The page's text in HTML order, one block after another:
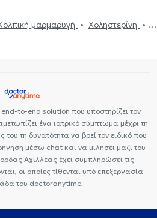
Μυοκαρδιοπάθεια
μαρμαρυγή
Χοληστερίνη
to-end solution που υποστηρίζει τον
ένα ιατρικό σύμπτωμα μέχρι τη
του τη δυνατότητα να βρεί τον ειδικό που
μέσω chat και να μιλήσει μαζί του
Αχιλλεας έχει συμπληρώσει τις
οι οποίες τίθενται υπό επεξεργασία
του doctoranytime.